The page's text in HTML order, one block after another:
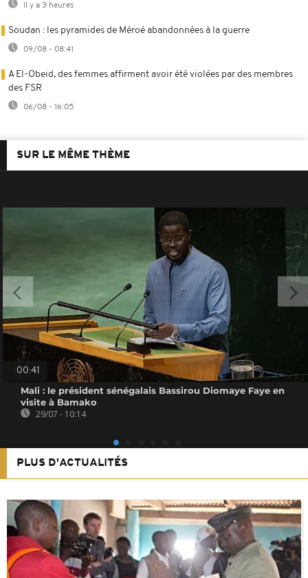
Il y a 3 heures
Soudan : les pyramides de Méroé abandonnées à la guerre
09/08 - 08:41
A El-Obeid, des femmes affirment avoir été violées par des membres
des FSR
06/08 - 16:05
SUR LE MÊME THÈME
00:41
Mali : le président sénégalais Bassirou Diomaye Faye en
visite à Bamako
29/07 - 10:14
PLUS D'ACTUALITÉS